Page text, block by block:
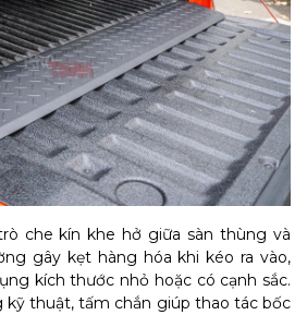
che kín khe hở giữa sàn thùng và
gây kẹt hàng hóa khi kéo ra vào,
kích thước nhỏ hoặc có cạnh sắc.
kỹ thuật, tấm chắn giúp thao tác bốc